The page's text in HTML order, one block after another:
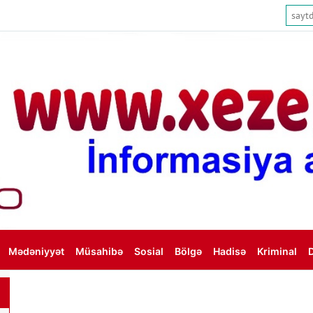
Mədəniyyət Müsahibə Sosial Bölgə Hadisə Kriminal